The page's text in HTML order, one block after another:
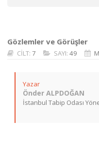
Gözlemler ve Görüşler
CİLT: 7 SAYI: 49
Yazar
Önder ALPDOĞAN
İstanbul Tabip Odası